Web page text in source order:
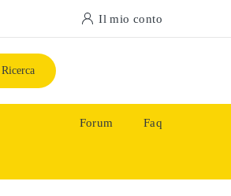
Il mio conto
Ricerca
Forum Faq